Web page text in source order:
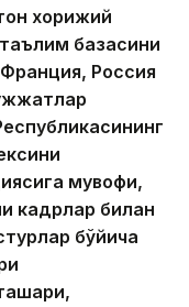
хорижий
базасини
Россия
мувофиқ,
кадрлар билан
бўйича